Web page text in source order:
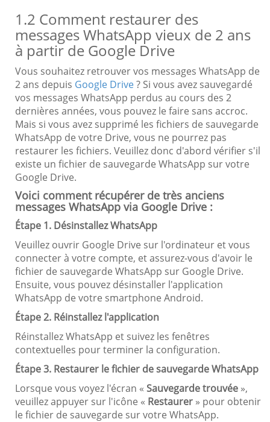
1.2 Comment restaurer des
messages WhatsApp vieux de 2 ans
à partir de Google Drive
Vous souhaitez retrouver vos messages WhatsApp de
2 ans depuis Google Drive? Si vous avez sauvegardé
vos messages WhatsApp perdus au cours des 2
dernières années, vous pouvez le faire sans accroc.
Mais si vous avez supprimé les fichiers de sauvegarde
WhatsApp de votre Drive, vous ne pourrez pas
restaurer les fichiers. Veuillez donc d'abord vérifier s'il
existe un fichier de sauvegarde WhatsApp sur votre
Google Drive.
Voici comment récupérer de très anciens
messages WhatsApp via Google Drive :
Étape 1. Désinstallez WhatsApp
Veuillez ouvrir Google Drive sur l'ordinateur et vous
connecter à votre compte, et assurez-vous d'avoir le
fichier de sauvegarde WhatsApp sur Google Drive.
Ensuite, vous pouvez désinstaller l'application
WhatsApp de votre smartphone Android.
Étape 2. Réinstallez l'application
Réinstallez WhatsApp et suivez les fenêtres
contextuelles pour terminer la configuration.
Étape 3. Restaurer le fichier de sauvegarde WhatsApp
Lorsque vous voyez l'écran « Sauvegarde trouvée »,
veuillez appuyer sur l'icône « Restaurer » pour obtenir
le fichier de sauvegarde sur votre WhatsApp.